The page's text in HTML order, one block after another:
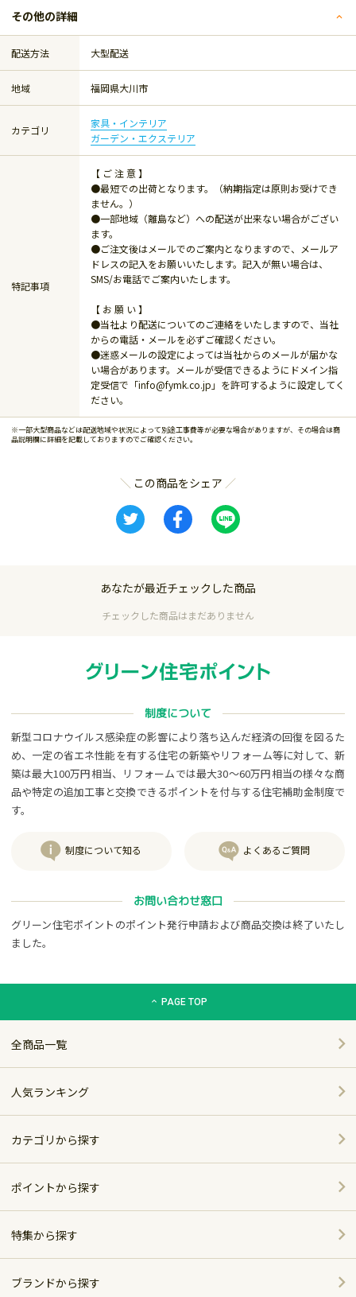
その他の詳細
配送方法 大型配送
地域 福岡県大川市
カテゴリ
家具・インテリア
ガーデン・エクステリア
特記事項
【 ご 注 意 】
●最短での出荷となります。（納期指定は原則お受けでき
ません。）
●一部地域（離島など）への配送が出来ない場合がござい
ます。
●ご注文後はメールでのご案内となりますので、メールア
ドレスの記入をお願いいたします。記入が無い場合は、
SMS/お電話でご案内いたします。
【 お 願 い 】
●当社より配送についてのご連絡をいたしますので、当社
からの電話・メールを必ずご確認ください。
●迷惑メールの設定によっては当社からのメールが届かな
い場合があります。メールが受信できるようにドメイン指
定受信で「info@fymk.co.jp」を許可するように設定してく
ださい。
※一部大型商品などは配送地域や状況によって別途工事費等が必要な場合がありますが、その場合は商
品説明欄に詳細を記載しておりますのでご確認ください。
この商品をシェア
あなたが最近チェックした商品
チェックした商品はまだありません
制度について
新型コロナウイルス感染症の影響により落ち込んだ経済の回復を図るた
め、一定の省エネ性能を有する住宅の新築やリフォーム等に対して、新
築は最大100万円相当、リフォームでは最大30～60万円相当の様々な商
品や特定の追加工事と交換できるポイントを付与する住宅補助金制度で
す。
制度について知る よくあるご質問
お問い合わせ窓口
グリーン住宅ポイントのポイント発行申請および商品交換は終了いたし
ました。
グリーン住宅ポイント交換商品カタログサイト「エコdeギフ
PAGE TOP
全商品一覧
人気ランキング
カテゴリから探す
家電
家具・インテリア
ホーム＆キッチン
ポイントから探す
～5,000pt
5,001～10,000pt
特集から探す
ポイント別おすすめ商品
ブランドから探す